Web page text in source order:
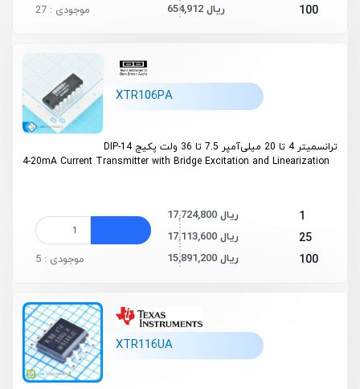
100 654,912 ریال موجودی : 27
XTR106PA
ترانسمیتر 4 تا 20 میلی‌آمپر 7.5 تا 36 ولت پکیج DIP-14
4-20mA Current Transmitter with Bridge Excitation and Linearization
1 17,724,800 ریال
25 17,113,600 ریال
100 15,891,200 ریال موجودی : 5
XTR116UA